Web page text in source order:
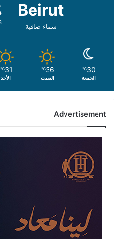
Beirut
سماء صافية
30
℃
الجمعة
36
℃
السبت
31
℃
الأحد
Advertisement